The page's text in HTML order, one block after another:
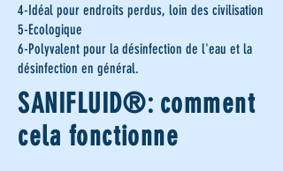
4-Idéal pour endroits perdus, loin des civilisation
5-Ecologique
6-Polyvalent pour la désinfection de l'eau et la
désinfection en général.
SANIFLUID®: comment
cela fonctionne